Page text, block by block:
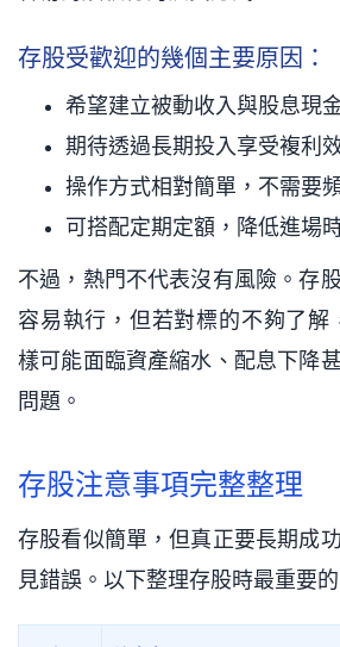
存股受歡迎的幾個主要原因：
希望建立被動收入與股息現
期待透過長期投入享受複利
操作方式相對簡單，不需要
可搭配定期定額，降低進場
不過，熱門不代表沒有風險。存
容易執行，但若對標的不夠了解
樣可能面臨資產縮水、配息下降
問題。
存股注意事項完整整理
存股看似簡單，但真正要長期成
見錯誤。以下整理存股時最重要